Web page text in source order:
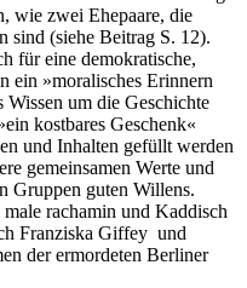
wie zwei Ehepaare, die
sind (siehe Beitrag S. 12).
für eine demokratische,
ein »moralisches Erinnern
um die Geschichte
kostbares Geschenk«
und Inhalten gefüllt werden
gemeinsamen Werte und
Gruppen guten Willens.
rachamin und Kaddisch
Franziska Giffey und
der ermordeten Berliner